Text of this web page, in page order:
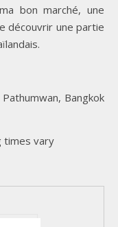
bon marché, une
découvrir une partie
Bangkok
times vary